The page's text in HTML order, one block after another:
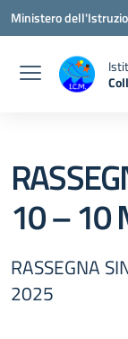
Vai ai contenuti
Vai al menu di
Vai al footer
Ministero
10 – 10
RASSEGNA
2025